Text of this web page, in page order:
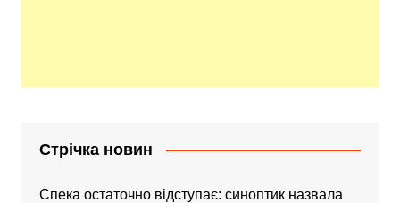
Стрічка новин
Спека остаточно відступає: синоптик назвала